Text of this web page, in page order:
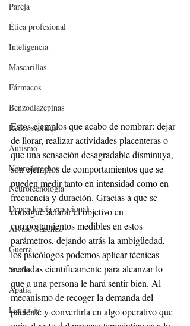
Pareja
Ética profesional
Inteligencia
Mascarillas
Fármacos
Benzodiazepinas
Redes sociales
Autismo
Neuroderechos
Neurotecnología
Dependencia emocional
Alvaro Sánchez
Guerra
Sueño
Apatía
Lenguaje
Estos ejemplos que acabo de nombrar: dejar
de llorar, realizar actividades placenteras o
que una sensación desagradable disminuya,
son ejemplos de comportamientos que se
pueden medir tanto en intensidad como en
frecuencia y duración. Gracias a que se
consigue aclarar el objetivo en
comportamientos medibles en estos
parámetros, dejando atrás la ambigüedad,
los psicólogos podemos aplicar técnicas
avaladas científicamente para alcanzar lo
que a una persona le hará sentir bien. Al
mecanismo de recoger la demanda del
paciente y convertirla en algo operativo que